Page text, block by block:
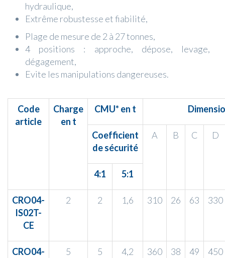
hydraulique,
Extrême robustesse et fiabilité,
Plage de mesure de 2 à 27 tonnes,
4 positions : approche, dépose, levage,
dégagement,
Evite les manipulations dangereuses.
Code
article
Charge
en t
CMU* en t
Coefficient
de sécurité
A B C D
4:1 5:1
CRO04-
IS02T-
CE
2 2 1,6 310 26 63 330
CRO04-
5 5 4,2 360 38 49 450